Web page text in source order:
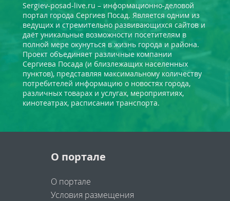
Sergiev-posad-live.ru – информационно-деловой
портал города Сергиев Посад. Является одним из
ведущих и стремительно развивающихся сайтов и
даёт уникальные возможности посетителям в
полной мере окунуться в жизнь города и района.
Проект объединяет различные компании
Сергиева Посада (и близлежащих населенных
пунктов), представляя максимальному количеству
потребителей информацию о новостях города,
различных товарах и услугах, мероприятиях,
кинотеатрах, расписании транспорта.
О портале
О портале
Условия размещения